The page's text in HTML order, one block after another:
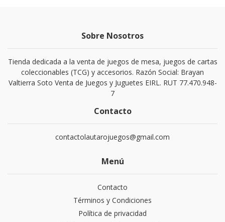
Sobre Nosotros
Tienda dedicada a la venta de juegos de mesa, juegos de cartas
coleccionables (TCG) y accesorios. Razón Social: Brayan
Valtierra Soto Venta de Juegos y Juguetes EIRL. RUT 77.470.948-
7
Contacto
contactolautarojuegos@gmail.com
Menú
Contacto
Términos y Condiciones
Política de privacidad